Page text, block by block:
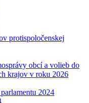
protispoločenskej
obcí a volieb do
krajov v roku 2026
2024